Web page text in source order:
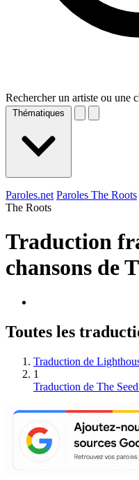
Rechercher un artiste ou une
Thématiques
Paroles.net Paroles The Roots
The Roots
Traduction
chansons de
Toutes les
Traduction de
1
Traduction de The